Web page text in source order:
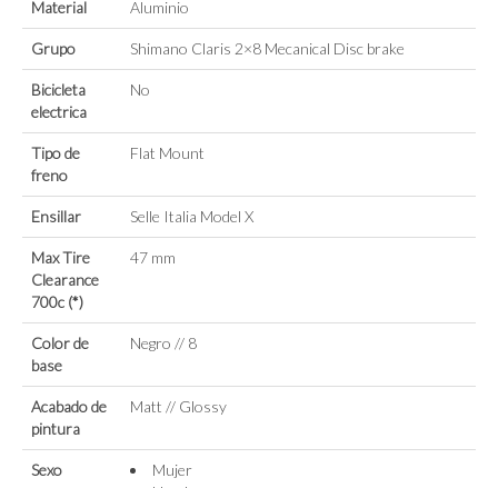
Material Aluminio
Grupo Shimano Claris 2×8 Mecanical Disc brake
Bicicleta
electrica
No
Tipo de
freno
Flat Mount
Ensillar Selle Italia Model X
Max Tire
Clearance
700c (*)
47 mm
Color de
base
Negro // 8
Acabado de
pintura
Matt // Glossy
Sexo
Mujer